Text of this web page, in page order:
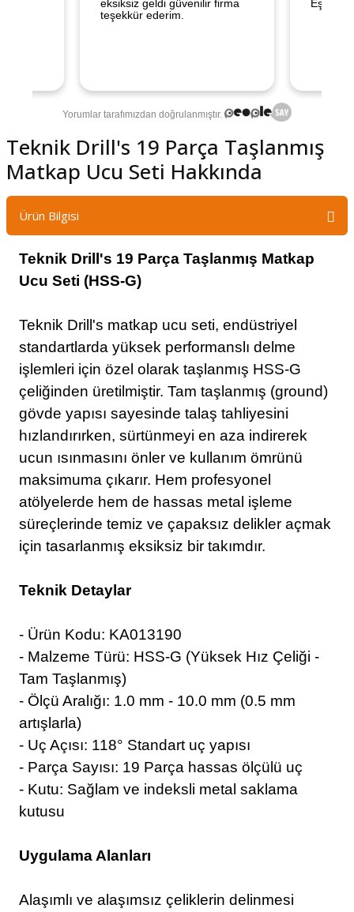
Teknik Drill's 19 Parça Taşlanmış
Matkap Ucu Seti Hakkında
Ürün Bilgisi
Teknik Drill's 19 Parça Taşlanmış Matkap
Ucu Seti (HSS-G)
Teknik Drill's matkap ucu seti, endüstriyel
standartlarda yüksek performanslı delme
işlemleri için özel olarak taşlanmış HSS-G
çeliğinden üretilmiştir. Tam taşlanmış (ground)
gövde yapısı sayesinde talaş tahliyesini
hızlandırırken, sürtünmeyi en aza indirerek
ucun ısınmasını önler ve kullanım ömrünü
maksimuma çıkarır. Hem profesyonel
atölyelerde hem de hassas metal işleme
süreçlerinde temiz ve çapaksız delikler açmak
için tasarlanmış eksiksiz bir takımdır.
Teknik Detaylar
- Ürün Kodu: KA013190
- Malzeme Türü: HSS-G (Yüksek Hız Çeliği -
Tam Taşlanmış)
- Ölçü Aralığı: 1.0 mm - 10.0 mm (0.5 mm
artışlarla)
- Uç Açısı: 118° Standart uç yapısı
- Parça Sayısı: 19 Parça hassas ölçülü uç
- Kutu: Sağlam ve indeksli metal saklama
kutusu
Uygulama Alanları
Alaşımlı ve alaşımsız çeliklerin delinmesi